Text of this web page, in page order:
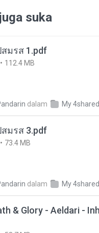
suka
มรส 1.pdf
112.4 MB
dalam My 4shared
มรส 3.pdf
73.4 MB
dalam My 4shared
& Glory - Aeldari -